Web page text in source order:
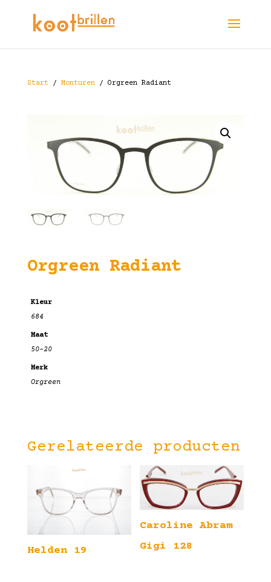
Start/ Monturen/ Orgreen Radiant
Orgreen Radiant
Kleur
684
Maat
50-20
Merk
Orgreen
Gerelateerde producten
Helden 19
Caroline Abram
Gigi 128